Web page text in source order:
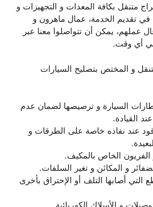
متنقل بكافة المعدات و التجهيزات و
في تقديم الخدمة، عمال ماهرون و
عملهم، يمكن أن تتواصلوا معنا عبر
في أي وقت.
و المختص بتصليح السيارات
السيارة و ترصيصها لضمان عدم
عند القيادة.
عند نفاذه خاصة على الطرقات و
الفريون الخاص بالمكيف.
و المكائن و تغير السلفات.
التي أصابها التلف أو الإحتراق بأخرى